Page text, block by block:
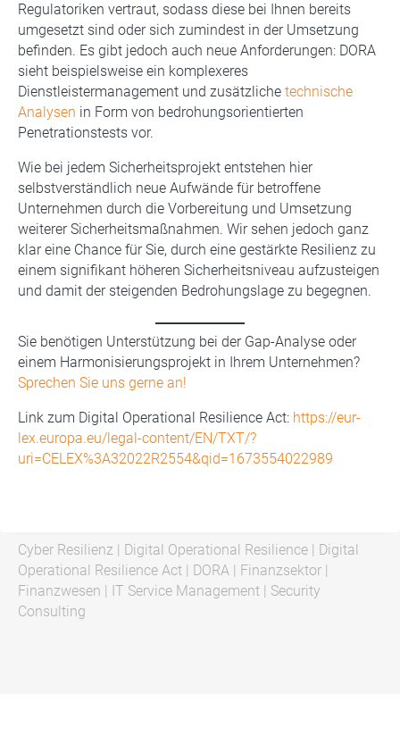
Regulatoriken vertraut, sodass diese bei Ihnen bereits
umgesetzt sind oder sich zumindest in der Umsetzung
befinden. Es gibt jedoch auch neue Anforderungen: DORA
sieht beispielsweise ein komplexeres
Dienstleistermanagement und zusätzliche technische
Analysen in Form von bedrohungsorientierten
Penetrationstests vor.
Wie bei jedem Sicherheitsprojekt entstehen hier
selbstverständlich neue Aufwände für betroffene
Unternehmen durch die Vorbereitung und Umsetzung
weiterer Sicherheitsmaßnahmen. Wir sehen jedoch ganz
klar eine Chance für Sie, durch eine gestärkte Resilienz zu
einem signifikant höheren Sicherheitsniveau aufzusteigen
und damit der steigenden Bedrohungslage zu begegnen.
Sie benötigen Unterstützung bei der Gap-Analyse oder
einem Harmonisierungsprojekt in Ihrem Unternehmen?
Sprechen Sie uns gerne an!
Link zum Digital Operational Resilience Act: https://eur-
lex.europa.eu/legal-content/EN/TXT/?
uri=CELEX%3A32022R2554&qid=1673554022989
Cyber Resilienz | Digital Operational Resilience | Digital
Operational Resilience Act | DORA | Finanzsektor |
Finanzwesen | IT Service Management | Security
Consulting